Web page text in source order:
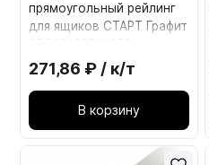
прямоугольный рейлинг
для ящиков СТАРТ Графит
271,86 ₽ / к/т
В корзину